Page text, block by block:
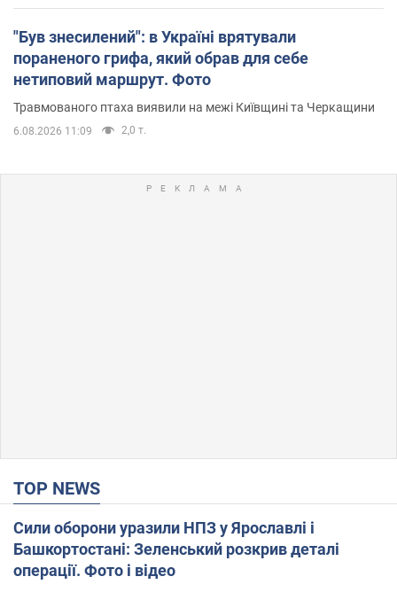
"Був знесилений": в Україні врятували
пораненого грифа, який обрав для себе
нетиповий маршрут. Фото
Травмованого птаха виявили на межі Київщині та Черкащини
6.08.2026 11:09 2,0 т.
TOP NEWS
Сили оборони уразили НПЗ у Ярославлі і
Башкортостані: Зеленський розкрив деталі
операції. Фото і відео